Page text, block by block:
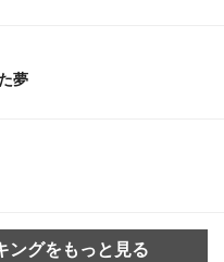
夢
ングをもっと見る